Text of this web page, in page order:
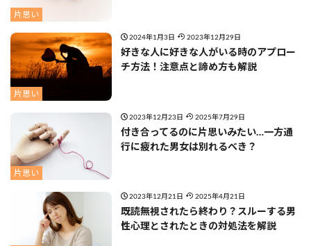
片思い
片思い
2024年1月3日 2023年12月29日
好きな人に好きな人がいる時のアプロー
チ方法！注意点と諦め方も解説
片思い
2023年12月23日 2025年7月29日
付き合ってるのに片思いみたい…一方通
行に疲れた男女は別れるべき？
2023年12月21日 2025年4月21日
既読無視されたら終わり？スルーする男
性心理とされたときの対処法を解説